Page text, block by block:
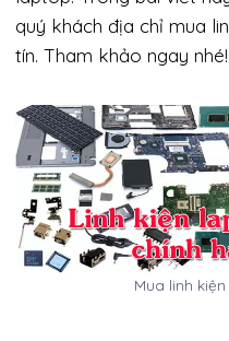
quý khách địa chỉ mua
tín. Tham khảo ngay nhé!
Mua linh